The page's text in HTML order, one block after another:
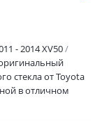
- 2014 XV50
стекла от Toyota
в отличном
авто.